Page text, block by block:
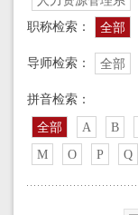
职称检索：
全部
导师检索： 全部
拼音检索：
全部 A B
M
O P Q